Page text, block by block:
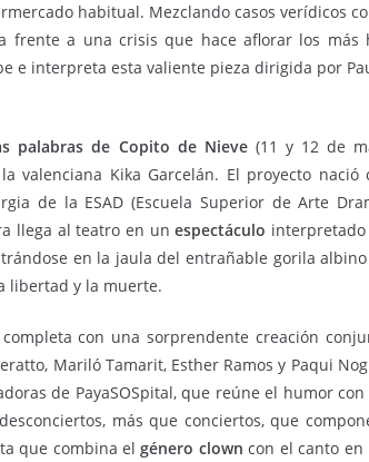
habitual. Mezclando casos verídicos
frente a una crisis que hace aflorar los
e interpreta esta valiente pieza dirigida por
palabras de Copito de Nieve(11 y 12 de
valenciana Kika Garcelán. El proyecto
de la ESAD (Escuela Superior de Arte
llega al teatro en unespectáculo interpretado
en la jaula del entrañable gorila
libertad y la muerte.
con una sorprendente creación
Mariló Tamarit, Esther Ramos y Paqui
de PayaSOSpital, que reúne el humor
más que conciertos, que
que combina elgénero clown con el canto